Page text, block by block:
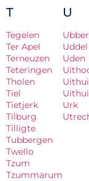
T
Tegelen
Ter Apel
Terneuzen
Teteringen
Tholen
Tiel
Tietjerk
Tilburg
Tilligte
Tubbergen
Twello
Tzum
Tzummarum
U
Uddel
Uden
Urk